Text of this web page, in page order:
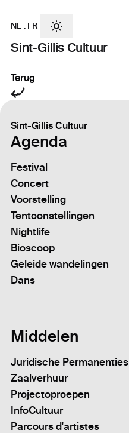
Sint-Gillis Cultuur
NL . FR
Terug
Sint-Gillis Cultuur
Agenda
Festival
Concert
Voorstelling
Tentoonstellingen
Nightlife
Bioscoop
Geleide wandelingen
Dans
Middelen
Juridische Permanenties
Zaalverhuur
Projectoproepen
InfoCultuur
Parcours d'artistes